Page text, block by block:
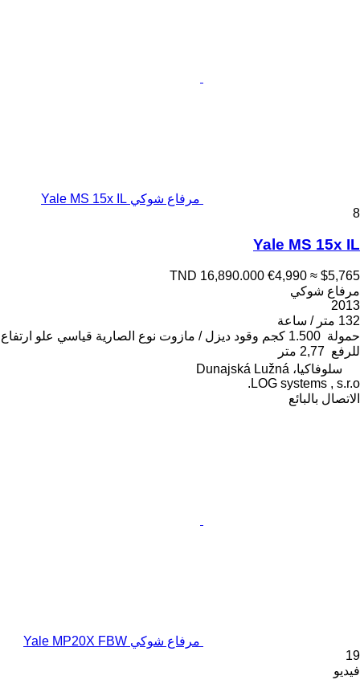
مرفاع شوكي Yale MS 15x IL
8
Yale MS 15x IL
TND 16,890.000 €4,990 ≈ $5,765
مرفاع شوكي
2013
132 متر / ساعة
حمولة 1.500 كجم وقود ديزل / مازوت نوع الصارية قياسي علو ارتفاع
للرفع 2,77 متر
سلوفاكيا، Dunajská Lužná
LOG systems , s.r.o.
الاتصال بالبائع
مرفاع شوكي Yale MP20X FBW
19
فيديو